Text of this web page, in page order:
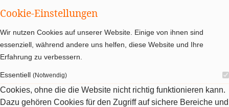
Cookie-Einstellungen
Wir nutzen Cookies auf unserer Website. Einige von ihnen sind
essenziell, während andere uns helfen, diese Website und Ihre
Erfahrung zu verbessern.
Essentiell (Notwendig)
Cookies, ohne die die Website nicht richtig funktionieren kann.
Dazu gehören Cookies für den Zugriff auf sichere Bereiche und